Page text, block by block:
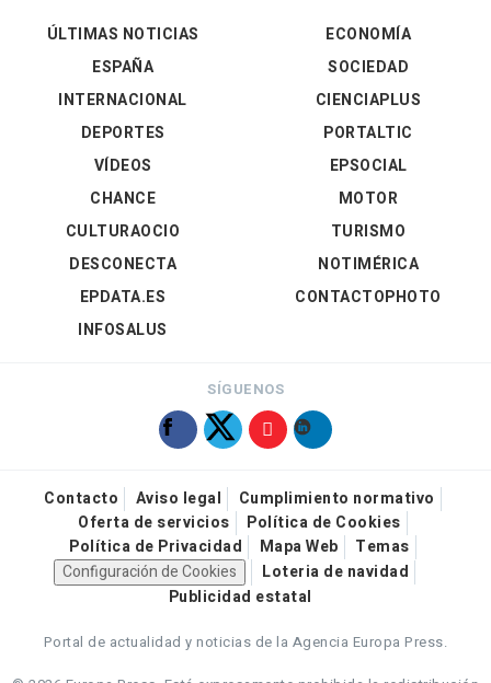
ÚLTIMAS NOTICIAS
ESPAÑA
INTERNACIONAL
DEPORTES
VÍDEOS
ECONOMÍA
SOCIEDAD
CIENCIAPLUS
PORTALTIC
EPSOCIAL
CHANCE
CULTURAOCIO
DESCONECTA
EPDATA.ES
INFOSALUS
MOTOR
TURISMO
NOTIMÉRICA
CONTACTOPHOTO
SÍGUENOS
Contacto Aviso legal
Cumplimiento normativo
Oferta de servicios
Política de Cookies
Política de Privacidad
Mapa Web
Temas
Configuración de Cookies
Loteria de navidad
Publicidad estatal
Portal de actualidad y noticias de la Agencia Europa Press.